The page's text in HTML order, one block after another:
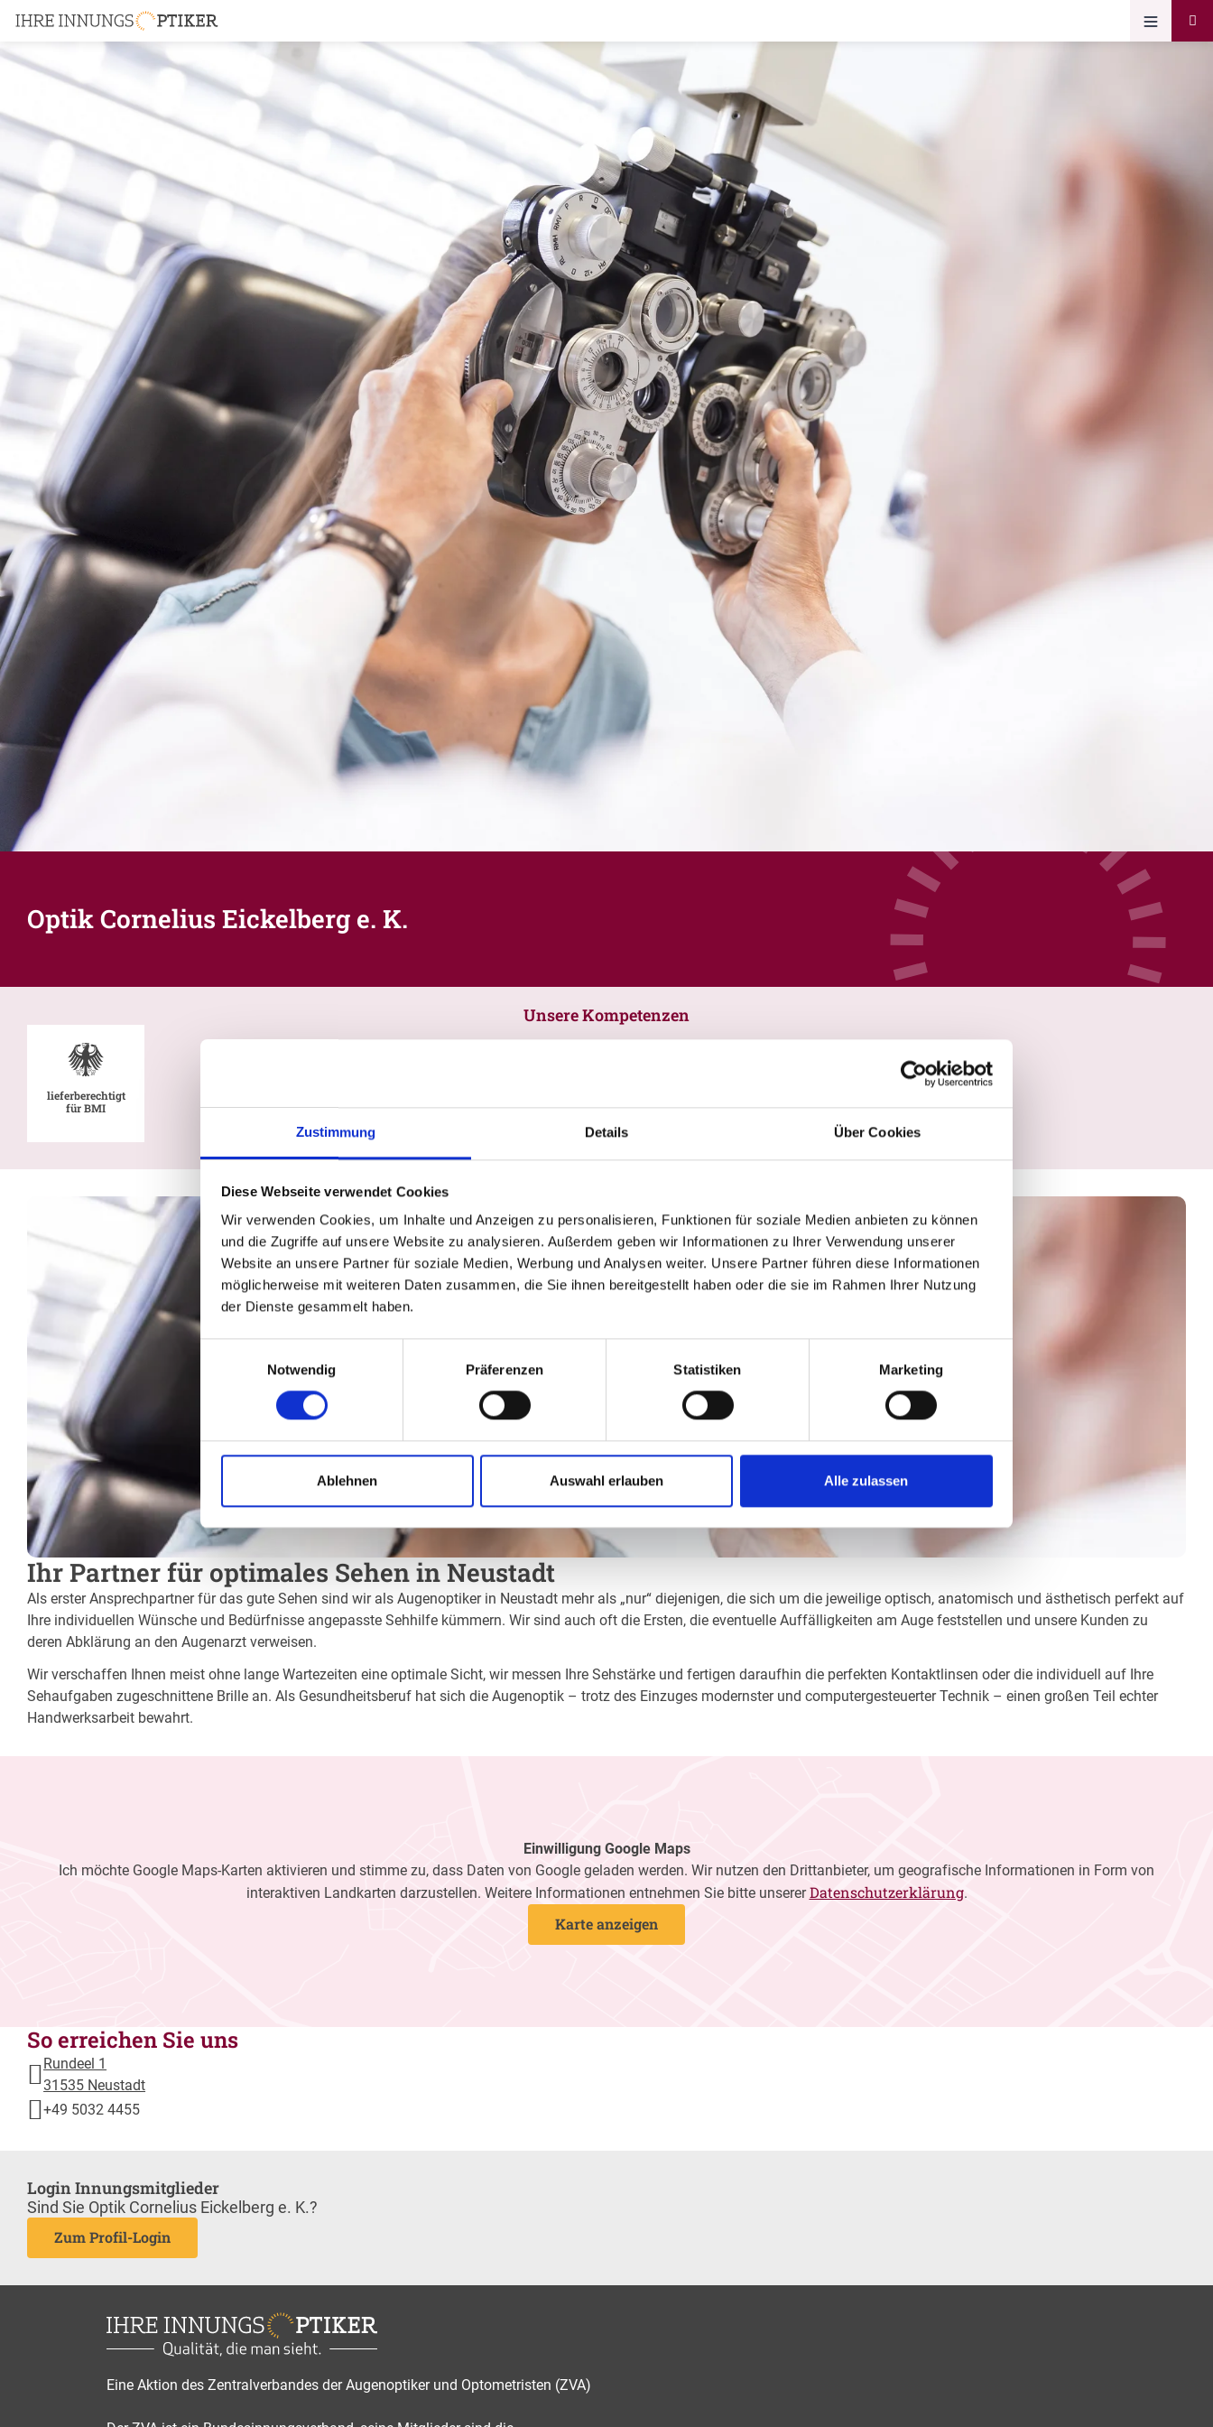
Zustimmung Details Über Cookies
Diese Webseite verwendet Cookies
Wir verwenden Cookies, um Inhalte und Anzeigen zu personalisieren, Funktionen für soziale Medien anbieten zu können
und die Zugriffe auf unsere Website zu analysieren. Außerdem geben wir Informationen zu Ihrer Verwendung unserer
Website an unsere Partner für soziale Medien, Werbung und Analysen weiter. Unsere Partner führen diese Informationen
möglicherweise mit weiteren Daten zusammen, die Sie ihnen bereitgestellt haben oder die sie im Rahmen Ihrer Nutzung
der Dienste gesammelt haben.
Notwendig
Präferenzen Statistiken Marketing
Ablehnen Auswahl erlauben Alle zulassen
Optik Cornelius Eickelberg e. K.
Unsere Kompetenzen
lieferberechtigt
für BMI
Ihr Partner für optimales Sehen in Neustadt
Als erster Ansprechpartner für das gute Sehen sind wir als Augenoptiker in Neustadt mehr als „nur“ diejenigen, die sich um die jeweilige optisch, anatomisch und ästhetisch perfekt auf
Ihre individuellen Wünsche und Bedürfnisse angepasste Sehhilfe kümmern. Wir sind auch oft die Ersten, die eventuelle Auffälligkeiten am Auge feststellen und unsere Kunden zu
deren Abklärung an den Augenarzt verweisen.
Wir verschaffen Ihnen meist ohne lange Wartezeiten eine optimale Sicht, wir messen Ihre Sehstärke und fertigen daraufhin die perfekten Kontaktlinsen oder die individuell auf Ihre
Sehaufgaben zugeschnittene Brille an. Als Gesundheitsberuf hat sich die Augenoptik – trotz des Einzuges modernster und computergesteuerter Technik – einen großen Teil echter
Handwerksarbeit bewahrt.
Einwilligung Google Maps
Ich möchte Google Maps-Karten aktivieren und stimme zu, dass Daten von Google geladen werden. Wir nutzen den Drittanbieter, um geografische Informationen in Form von
interaktiven Landkarten darzustellen. Weitere Informationen entnehmen Sie bitte unsererDatenschutzerklärung.
Karte anzeigen
So erreichen Sie uns
Rundeel 1
31535 Neustadt
+49 5032 4455
Login Innungsmitglieder
Sind Sie Optik Cornelius Eickelberg e. K.?
Zum Profil-Login
Eine Aktion des Zentralverbandes der Augenoptiker und Optometristen (ZVA)